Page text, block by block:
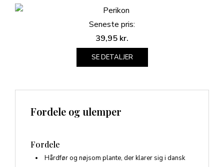
Fordele og ulemper
Fordele
Hårdfør og nøjsom plante, der klarer sig i dansk
Seneste pris:
39,95 kr.
SE DETALJER